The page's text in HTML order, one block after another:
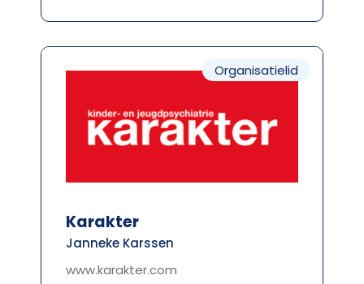
Organisatielid
Karakter
Janneke Karssen
www.karakter.com